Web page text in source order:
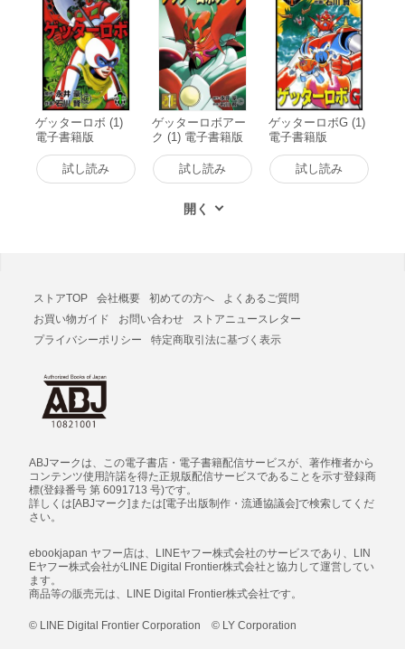
ゲッターロボ (1)
電子書籍版
試し読み
ゲッターロボアー
ク (1) 電子書籍版
試し読み
ゲッターロボG (1)
電子書籍版
試し読み
ストアTOP 会社概要 初めての方へ
よくあるご質問
お買い物ガイド
お問い合わせ
ストアニュースレター
プライバシーポリシー
特定商取引法に基づく表示
ABJマークは、この電子書店・電子書籍配信サービスが、著作権者から
コンテンツ使用許諾を得た正規版配信サービスであることを示す登録商
標(登録番号 第 6091713 号)です。
詳しくは[ABJマーク]または[電子出版制作・流通協議会]で検索してくだ
さい。
ebookjapan ヤフー店は、LINEヤフー株式会社のサービスであり、LIN
Eヤフー株式会社がLINE Digital Frontier株式会社と協力して運営してい
ます。
商品等の販売元は、LINE Digital Frontier株式会社です。
© LINE Digital Frontier Corporation © LY Corporation